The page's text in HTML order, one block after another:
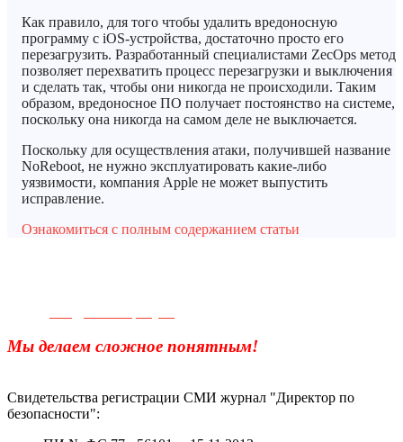
Как правило, для того чтобы удалить вредоносную
программу с iOS-устройства, достаточно просто его
перезагрузить. Разработанный специалистами ZecOps метод
позволяет перехватить процесс перезагрузки и выключения
и сделать так, чтобы они никогда не происходили. Таким
образом, вредоносное ПО получает постоянство на системе,
поскольку она никогда на самом деле не выключается.
Поскольку для осуществления атаки, получившей название
NoReboot, не нужно эксплуатировать какие-либо
уязвимости, компания Apple не может выпустить
исправление.
Ознакомиться с полным содержанием статьи
Мы делаем сложное понятным!
Свидетельства регистрации СМИ журнал "Директор по
безопасности":